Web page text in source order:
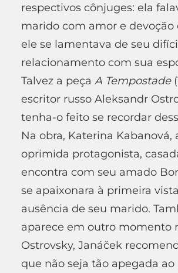
respectivos cônjuges: ela
marido com amor e
ele se lamentava de seu
relacionamento com sua
Talvez a peça A Tempostade
escritor russo Aleksandr
tenha-o feito se recordar
Na obra, Katerina Kabanová,
oprimida protagonista,
encontra com seu amado
se apaixonara à primeira
ausência de seu marido.
aparece em outro momento
Ostrovsky, Janáček
que não seja tão apegada